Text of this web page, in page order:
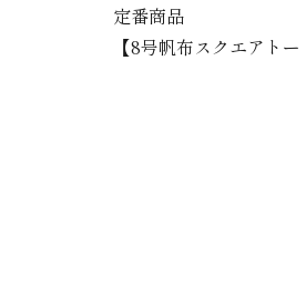
定番商品
【8号帆布スクエアト